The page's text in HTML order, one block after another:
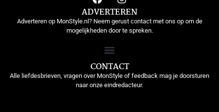
ADVERTEREN
Adverteren op MonStyle.nl? Neem gerust contact met ons op om de
mogelijkheden door te spreken.
CONTACT
Alle liefdesbrieven, vragen over MonStyle of feedback mag je doorsturen
naar onze eindredacteur.